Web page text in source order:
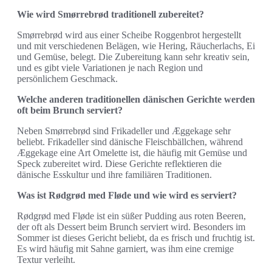
Wie wird Smørrebrød traditionell zubereitet?
Smørrebrød wird aus einer Scheibe Roggenbrot hergestellt
und mit verschiedenen Belägen, wie Hering, Räucherlachs, Ei
und Gemüse, belegt. Die Zubereitung kann sehr kreativ sein,
und es gibt viele Variationen je nach Region und
persönlichem Geschmack.
Welche anderen traditionellen dänischen Gerichte werden
oft beim Brunch serviert?
Neben Smørrebrød sind Frikadeller und Æggekage sehr
beliebt. Frikadeller sind dänische Fleischbällchen, während
Æggekage eine Art Omelette ist, die häufig mit Gemüse und
Speck zubereitet wird. Diese Gerichte reflektieren die
dänische Esskultur und ihre familiären Traditionen.
Was ist Rødgrød med Fløde und wie wird es serviert?
Rødgrød med Fløde ist ein süßer Pudding aus roten Beeren,
der oft als Dessert beim Brunch serviert wird. Besonders im
Sommer ist dieses Gericht beliebt, da es frisch und fruchtig ist.
Es wird häufig mit Sahne garniert, was ihm eine cremige
Textur verleiht.